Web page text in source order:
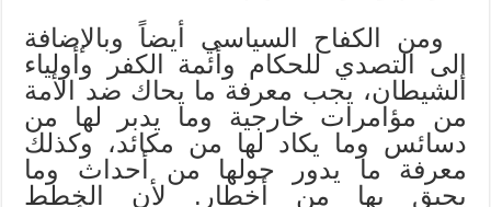
ومن الكفاح السياسي أيضاً وبالإضافة
إلى التصدي للحكام وأئمة الكفر وأولياء
الشيطان، يجب معرفة ما يحاك ضد الأمة
من مؤامرات خارجية وما يدبر لها من
دسائس وما يكاد لها من مكائد، وكذلك
معرفة ما يدور حولها من أحداث وما
يحيق بها من أخطار. لأن الخطط